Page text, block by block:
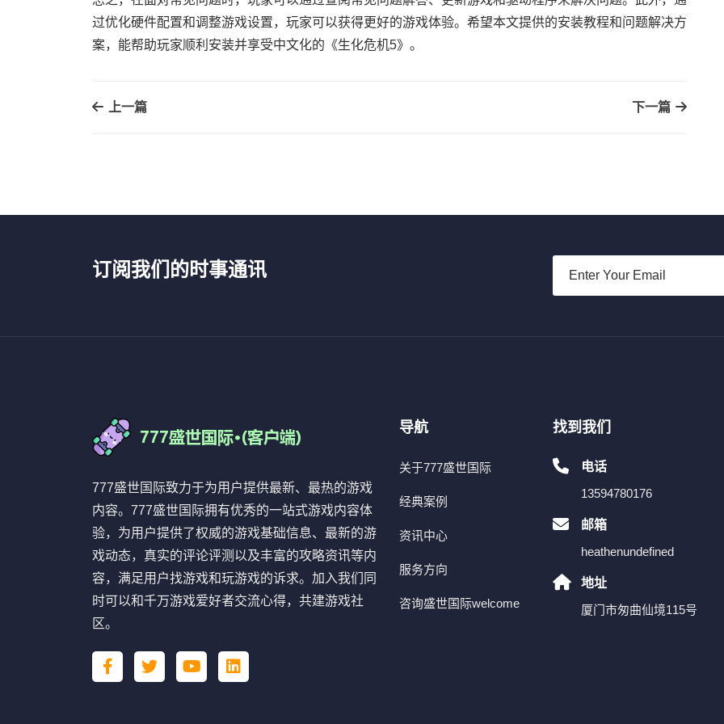
过优化硬件配置和调整游戏设置，玩家可以获得更好的游戏体验。希望本文提供的安装教程和问题解决方
案，能帮助玩家顺利安装并享受中文化的《生化危机5》。
上一篇 下一篇
订阅我们的时事通讯
777盛世国际致力于为用户提供最新、最热的游戏
内容。777盛世国际拥有优秀的一站式游戏内容体
验，为用户提供了权威的游戏基础信息、最新的游
戏动态，真实的评论评测以及丰富的攻略资讯等内
容，满足用户找游戏和玩游戏的诉求。加入我们同
时可以和千万游戏爱好者交流心得，共建游戏社
区。
导航
关于777盛世国际
经典案例
资讯中心
服务方向
咨询盛世国际welcome
找到我们
电话
13594780176
邮箱
heathenundefined
地址
厦门市匆曲仙境115号